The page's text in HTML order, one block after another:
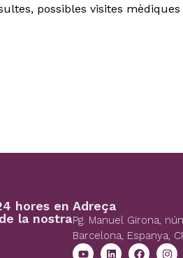
possibles visites mèdiques
hores en
la nostra
Adreça
Pg. Manuel Girona,
Barcelona, Espanya,